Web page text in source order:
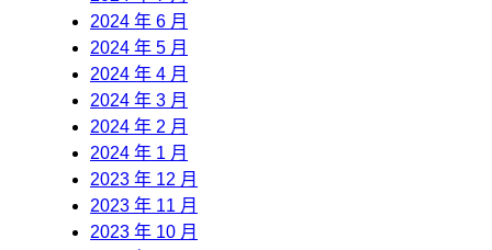
2024 年 6 月
2024 年 5 月
2024 年 4 月
2024 年 3 月
2024 年 2 月
2024 年 1 月
2023 年 12 月
2023 年 11 月
2023 年 10 月